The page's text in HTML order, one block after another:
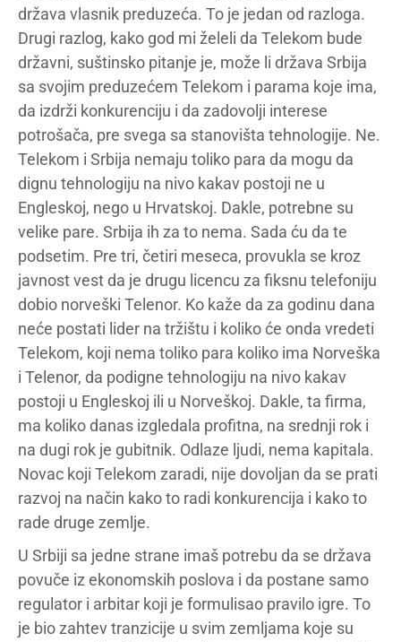
država vlasnik preduzeća. To je jedan od razloga.
Drugi razlog, kako god mi želeli da Telekom bude
državni, suštinsko pitanje je, može li država Srbija
sa svojim preduzećem Telekom i parama koje ima,
da izdrži konkurenciju i da zadovolji interese
potrošača, pre svega sa stanovišta tehnologije. Ne.
Telekom i Srbija nemaju toliko para da mogu da
dignu tehnologiju na nivo kakav postoji ne u
Engleskoj, nego u Hrvatskoj. Dakle, potrebne su
velike pare. Srbija ih za to nema. Sada ću da te
podsetim. Pre tri, četiri meseca, provukla se kroz
javnost vest da je drugu licencu za fiksnu telefoniju
dobio norveški Telenor. Ko kaže da za godinu dana
neće postati lider na tržištu i koliko će onda vredeti
Telekom, koji nema toliko para koliko ima Norveška
i Telenor, da podigne tehnologiju na nivo kakav
postoji u Engleskoj ili u Norveškoj. Dakle, ta firma,
ma koliko danas izgledala profitna, na srednji rok i
na dugi rok je gubitnik. Odlaze ljudi, nema kapitala.
Novac koji Telekom zaradi, nije dovoljan da se prati
razvoj na način kako to radi konkurencija i kako to
rade druge zemlje.
U Srbiji sa jedne strane imaš potrebu da se država
povuče iz ekonomskih poslova i da postane samo
regulator i arbitar koji je formulisao pravilo igre. To
je bio zahtev tranzicije u svim zemljama koje su